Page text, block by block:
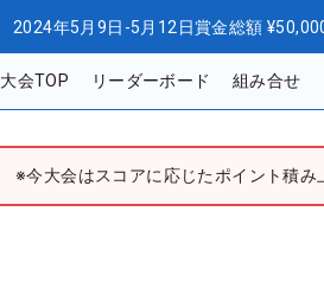
2024年5月9日-5月12日賞金総額
大会TOP リーダーボード 組み合せ
※今大会はスコアに応じたポイント積み